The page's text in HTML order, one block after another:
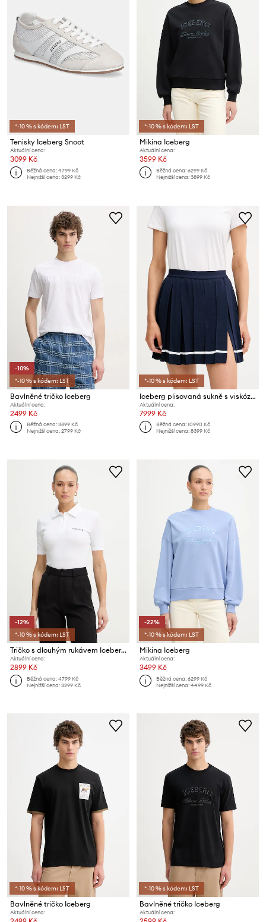
*-10 % s kódem: LST
Tenisky Iceberg Snoot
Aktuální cena:
3099 Kč
Běžná cena:4799 Kč
Nejnižší cena:3299 Kč
*-10 % s kódem: LST
Mikina Iceberg
Aktuální cena:
3599 Kč
Běžná cena:6299 Kč
Nejnižší cena:3899 Kč
-10%
*-10 % s kódem: LST
Bavlněné tričko Iceberg
Aktuální cena:
2499 Kč
Běžná cena:3899 Kč
Nejnižší cena:2799 Kč
*-10 % s kódem: LST
Iceberg plisovaná sukně s viskózou
Aktuální cena:
7999 Kč
Běžná cena:10990 Kč
Nejnižší cena:8399 Kč
-12%
*-10 % s kódem: LST
Tričko s dlouhým rukávem Iceberg
Aktuální cena:
2899 Kč
Běžná cena:4799 Kč
Nejnižší cena:3299 Kč
-22%
*-10 % s kódem: LST
Mikina Iceberg
Aktuální cena:
3499 Kč
Běžná cena:6299 Kč
Nejnižší cena:4499 Kč
*-10 % s kódem: LST
Bavlněné tričko Iceberg
Aktuální cena:
*-10 % s kódem: LST
Bavlněné tričko Iceberg
Aktuální cena: